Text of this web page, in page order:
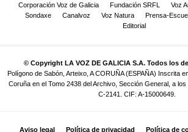
Corporación Voz de Galicia Fundación SRFL Voz
Sondaxe
Canalvoz Voz Natura Prensa-
Editorial
© Copyright LA VOZ DE GALICIA S.A. Todos los
Polígono de Sabón, Arteixo, A CORUÑA (ESPAÑA) Inscrita
Coruña en el Tomo 2438 del Archivo, Sección General, a
C-2141. CIF: A-15000649.
Aviso legal Política de privacidad Política de